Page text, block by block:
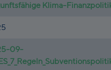
Klima-
09-